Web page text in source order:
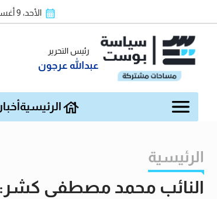
الأحد، 9 أغسطس 2026
رئيس التحرير
عبدالله عرجون
الرئيسية أخبار
الرئيسية
النائب محمد مصطفى كشر: